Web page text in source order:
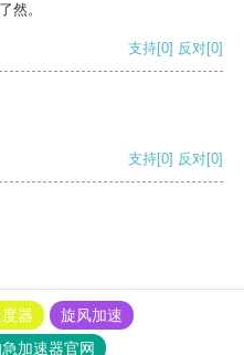
然。
支持[0] 反对[0]
支持[0] 反对[0]
器
旋风加速
加速器官网